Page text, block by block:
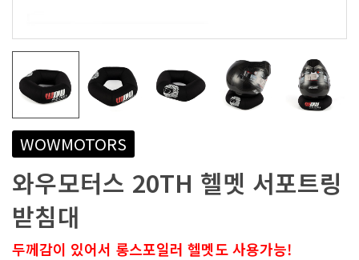
WOWMOTORS
와우모터스 20TH 헬멧 서포트링
받침대
두께감이 있어서 롱스포일러 헬멧도 사용가능!